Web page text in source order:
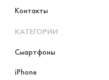
Контакты
КАТЕГОРИИ
Смартфоны
iPhone